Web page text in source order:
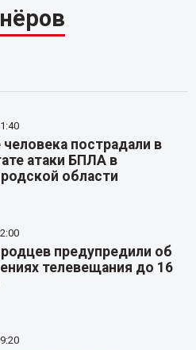
пострадали в
атаки БПЛА в
области
предупредили об
телевещания до 16